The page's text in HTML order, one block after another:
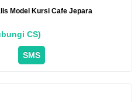
Model Kursi Cafe Jepara
CS)
SMS